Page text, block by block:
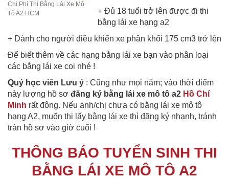
Chi Phí Thi Bằng Lái Xe Mô
Tô A2 HCM
+ Đủ 18 tuổi trở lên được đi thi
bằng lái xe hạng a2
+ Dành cho người điều khiển xe phân khối 175 cm3 trở lên
Để biết thêm về các hạng bằng lái xe bạn vào phân loại
các bằng lái xe coi nhé !
Quý học viên Lưu ý : Cũng như mọi năm; vào thời điểm
này lượng hồ sơ đăng ký bằng lái xe mô tô a2 Hồ Chí
Minh rất đông. Nếu anh/chị chưa có bằng lái xe mô tô
hạng A2, muốn thi lấy bằng lái xe thì đăng ký nhanh, tránh
tràn hồ sơ vào giờ cuối !
THÔNG BÁO TUYỂN SINH THI
BẰNG LÁI XE MÔ TÔ A2